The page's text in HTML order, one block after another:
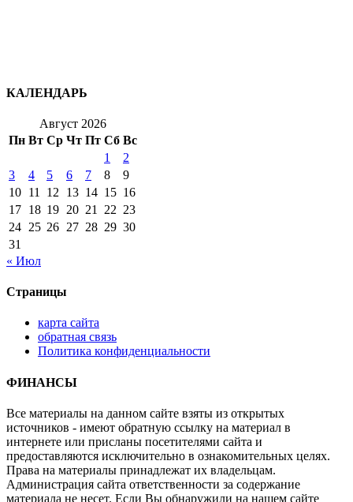
КАЛЕНДАРЬ
Август 2026
Пн Вт Ср Чт Пт Сб Вс
1
2
3
4 5 6 7 8
9
10 11 12 13 14 15 16
17 18 19 20 21 22 23
24 25 26 27 28 29 30
31
« Июл
Страницы
карта сайта
обратная связь
Политика конфиденциальности
ФИНАНСЫ
Все материалы на данном сайте взяты из открытых
источников - имеют обратную ссылку на материал в
интернете или присланы посетителями сайта и
предоставляются исключительно в ознакомительных целях.
Права на материалы принадлежат их владельцам.
Администрация сайта ответственности за содержание
материала не несет. Если Вы обнаружили на нашем сайте